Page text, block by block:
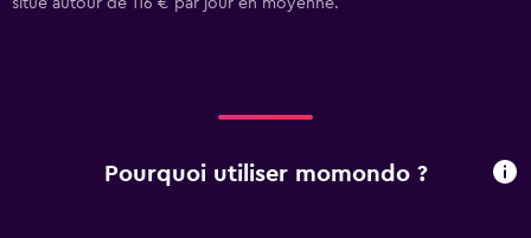
Pourquoi utiliser momondo ?